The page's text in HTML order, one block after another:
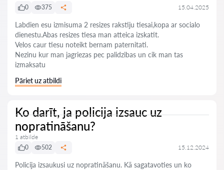
0 375 15.04.2025
Labdien esu izmisuma 2 resizes rakstiju tiesai,kopa ar socialo
dienestu.Abas resizes tiesa man atteica izskatit.
Velos caur tiesu noteikt bernam paternitati.
Nezinu kur man jagriezas pec palidzibas un cik man tas
izmaksatu
Pāriet uz atbildi
Ko darīt, ja policija izsauc uz
nopratināšanu?
1 atbilde
0
502 15.12.2024
Policija izsaukusi uz nopratināšanu. Kā sagatavoties un ko